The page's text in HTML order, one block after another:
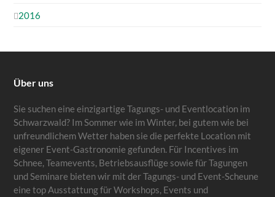
2016
Über uns
Sie suchen eine einzigartige Tagungs- und Eventlocation im
Schwarzwald? Im Sommer wie im Winter, bei gutem wie bei
unfreundlichem Wetter haben sie die perfekte Location mit
eigener Event-Gastronomie gefunden. Für Incentives im
Schnee, Teamevents, Betriebsausflüge sowie für Tagungen
und Seminare bieten wir mit der Tagungs- und Event-Scheune
eine top Ausstattung für Workshops, Events und